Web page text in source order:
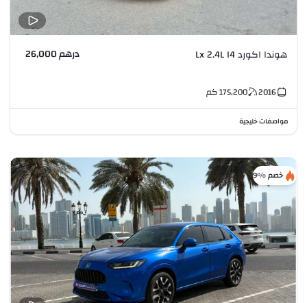
هوندا اكورد Lx 2.4L I4 درهم 26,000
2016
175,200كم
مواصفات خليجية
خصم %9